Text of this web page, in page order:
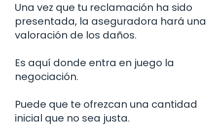
Una vez que tu reclamación ha sido
presentada, la aseguradora hará una
valoración de los daños.
Es aquí donde entra en juego la
negociación.
Puede que te ofrezcan una cantidad
inicial que no sea justa.